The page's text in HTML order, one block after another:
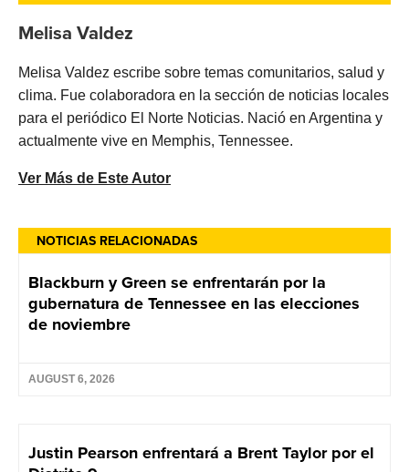
NOTICIAS RELACIONADAS
Blackburn y Green se enfrentarán por la
gubernatura de Tennessee en las elecciones
de noviembre
AUGUST 6, 2026
Justin Pearson enfrentará a Brent Taylor por el
Melisa Valdez
Melisa Valdez escribe sobre temas comunitarios, salud y
clima. Fue colaboradora en la sección de noticias locales
para el periódico El Norte Noticias. Nació en Argentina y
actualmente vive en Memphis, Tennessee.
Ver Más de Este Autor